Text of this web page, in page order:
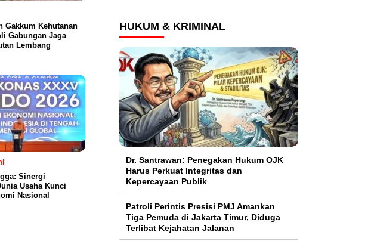
Gakkum Kehutanan
Gabungan Jaga
Lembang
Sinergi
Usaha Kunci
Nasional
HUKUM & KRIMINAL
Dr. Santrawan: Penegakan Hukum OJK
Harus Perkuat Integritas dan
Kepercayaan Publik
Patroli Perintis Presisi PMJ Amankan
Tiga Pemuda di Jakarta Timur, Diduga
Terlibat Kejahatan Jalanan